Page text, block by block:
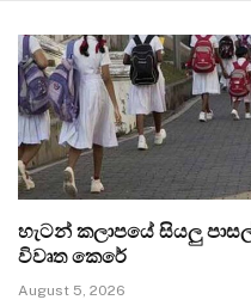
හැටන් කලාපයේ සියලු
විවෘත කෙරේ
August 5, 2026